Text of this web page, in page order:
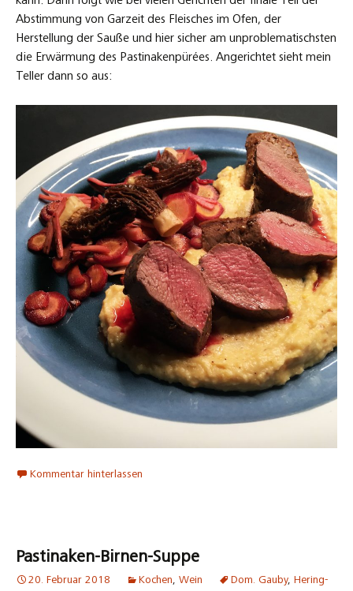
Abstimmung von Garzeit des Fleisches im Ofen, der
Herstellung der Sauße und hier sicher am unproblematischsten
die Erwärmung des Pastinakenpürées. Angerichtet sieht mein
Teller dann so aus:
Kommentar hinterlassen
Pastinaken-Birnen-Suppe
20. Februar 2018 Kochen, Wein Dom. Gauby, Hering-